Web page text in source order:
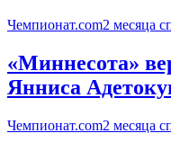
Чемпионат.com2 месяца
«Миннесота»
Янниса
Чемпионат.com2 месяца